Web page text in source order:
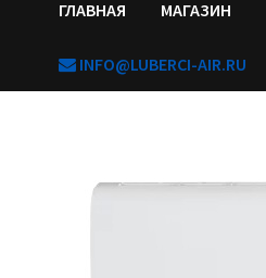
ГЛАВНАЯ МАГАЗИН
INFO@LUBERCI-AIR.RU